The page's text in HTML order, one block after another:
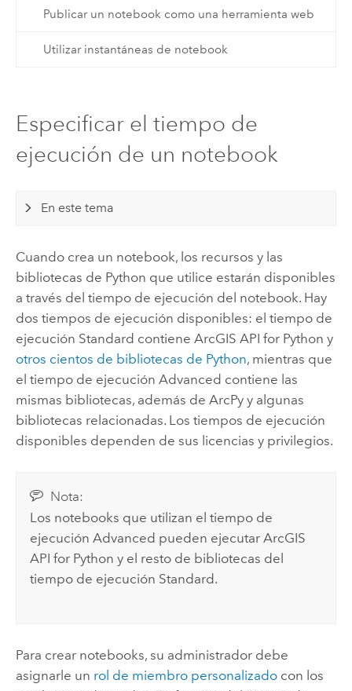
Publicar un notebook como una herramienta web
Utilizar instantáneas de notebook
Especificar el tiempo de
ejecución de un notebook
En este tema
Cuando crea un notebook, los recursos y las
bibliotecas de Python que utilice estarán disponibles
a través del tiempo de ejecución del notebook. Hay
dos tiempos de ejecución disponibles: el tiempo de
ejecución Standard contiene ArcGIS API for Python y
otros cientos de bibliotecas de Python, mientras que
el tiempo de ejecución Advanced contiene las
mismas bibliotecas, además de ArcPyy algunas
bibliotecas relacionadas. Los tiempos de ejecución
disponibles dependen de sus licencias y privilegios.
Nota:
Los notebooks que utilizan el tiempo de
ejecución Advanced pueden ejecutarArcGIS
API for Python y el resto de bibliotecas del
tiempo de ejecución Standard.
Para crear notebooks, su administrador debe
asignarle un rol de miembro personalizadocon los